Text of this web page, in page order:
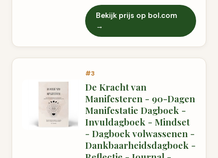
Bekijk prijs op bol.com
→
#3
De Kracht van
Manifesteren - 90-Dagen
Manifestatie Dagboek -
Invuldagboek - Mindset
- Dagboek volwassenen -
Dankbaarheidsdagboek -